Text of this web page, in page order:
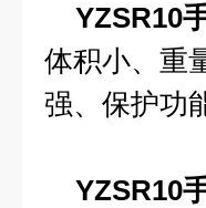
YZSR10
体积小、重
强、保护功
YZSR10